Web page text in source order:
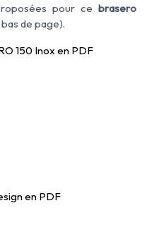
pour ce brasero
de page).
150 Inox en PDF
en PDF